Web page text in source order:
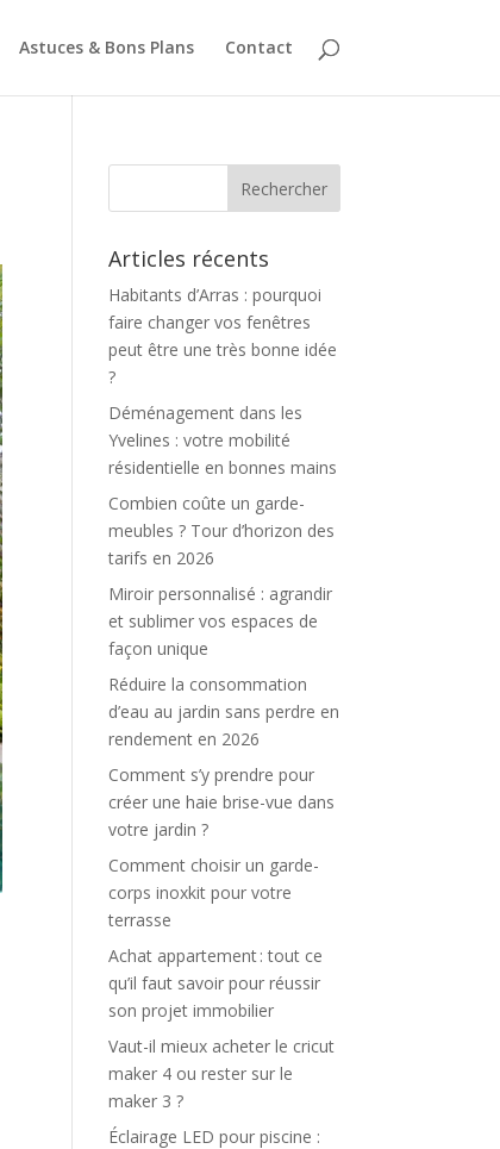
Astuces & Bons Plans Contact
Articles récents
Habitants d’Arras : pourquoi
faire changer vos fenêtres
peut être une très bonne idée
?
Déménagement dans les
Yvelines : votre mobilité
résidentielle en bonnes mains
Combien coûte un garde-
meubles ? Tour d’horizon des
tarifs en 2026
Miroir personnalisé : agrandir
et sublimer vos espaces de
façon unique
Réduire la consommation
d’eau au jardin sans perdre en
rendement en 2026
Comment s’y prendre pour
créer une haie brise-vue dans
votre jardin ?
Comment choisir un garde-
corps inoxkit pour votre
terrasse
Achat appartement : tout ce
qu’il faut savoir pour réussir
son projet immobilier
Vaut-il mieux acheter le cricut
maker 4 ou rester sur le
maker 3 ?
Éclairage LED pour piscine :